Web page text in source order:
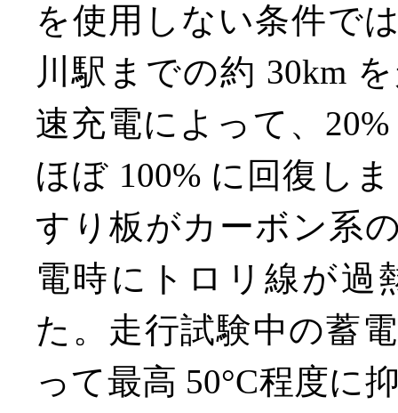
を使用しない条件で
川駅までの約 30km
速充電によって、
ほぼ 100% に回復し
すり板がカーボン系
電時にトロリ線が過
た。走行試験中の蓄
って最高 50°C程度に